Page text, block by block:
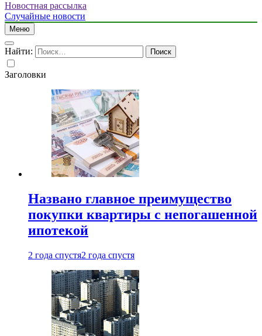
Новостная рассылка
Случайные новости
Меню
Найти:
Заголовки
Названо главное преимущество
покупки квартиры с непогашенной
ипотекой
2 года спустя2 года спустя